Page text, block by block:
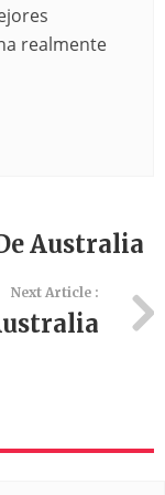
realmente
Australia
Next Article :